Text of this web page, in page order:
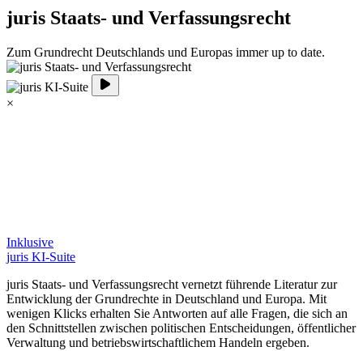
juris Staats- und Verfassungsrecht
Zum Grundrecht Deutschlands und Europas immer up to date.
×
Inklusive
juris KI-Suite
juris Staats- und Verfassungsrecht vernetzt führende Literatur zur
Entwicklung der Grundrechte in Deutschland und Europa. Mit
wenigen Klicks erhalten Sie Antworten auf alle Fragen, die sich an
den Schnittstellen zwischen politischen Entscheidungen, öffentlicher
Verwaltung und betriebswirtschaftlichem Handeln ergeben.